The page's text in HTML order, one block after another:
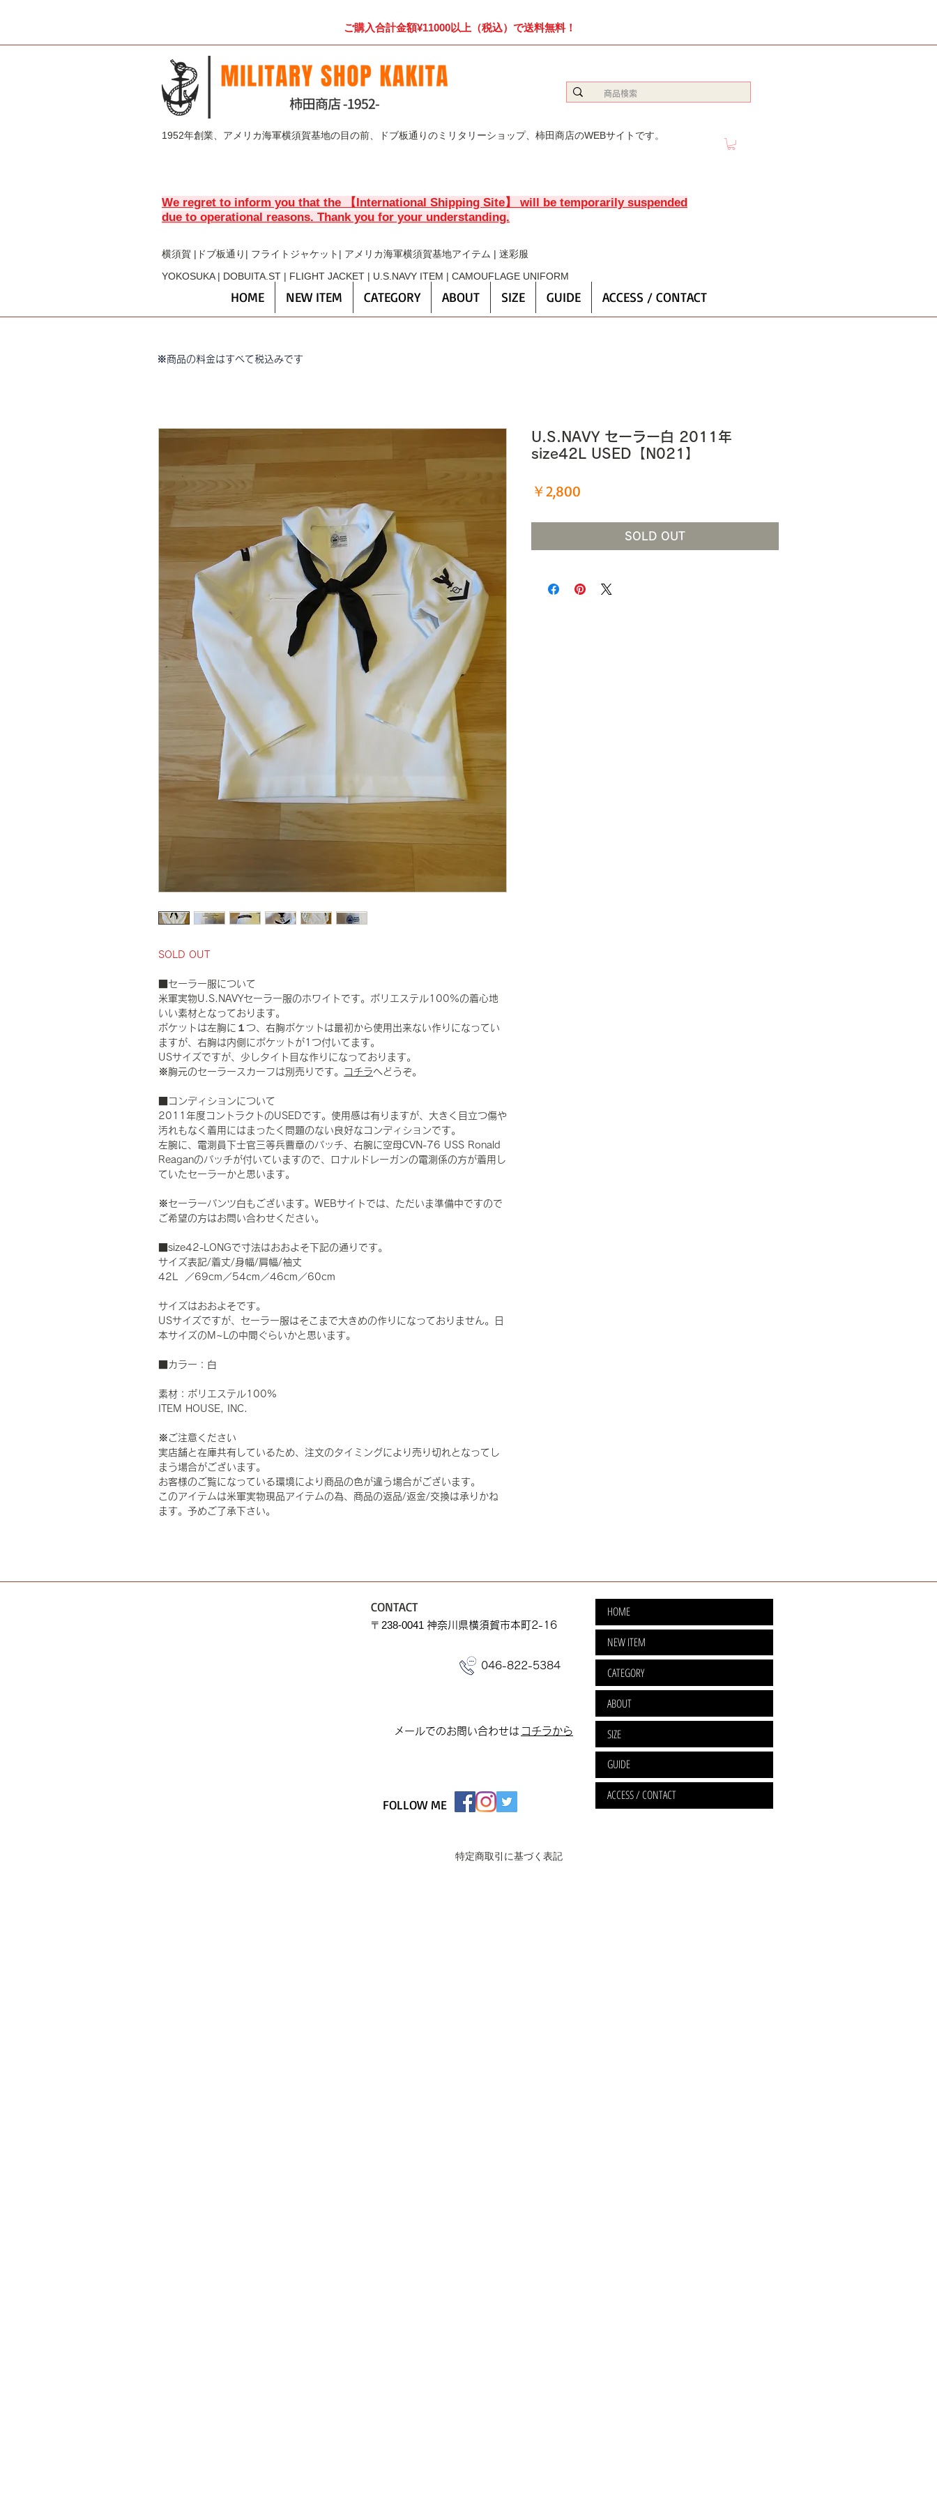
ご購入合計金額¥11000以上（税込）で送料無料！
1952年創業、アメリカ海軍横須賀基地の目の前、ドブ板通りのミリタリーショップ、柿田商店のWEBサイトです。
We regret to inform you that the 【International Shipping Site】 will be temporarily suspended
due to operational reasons. Thank you for your understanding.
横須賀 |ドブ板通り| フライト ジャケット| アメリカ海軍横須賀基地アイテム | 迷彩服
YOKOSUKA | DOBUITA.ST | FLIGHT JACKET | U.S.NAVY ITEM | CAMOUFLAGE UNIFORM
HOME NEW ITEM CATEGORY ABOUT SIZE GUIDE ACCESS / CONTACT
※商品の料金はすべて税込みです
SOLD OUT
■セーラー服について
米軍実物U.S.NAVYセーラー服のホワイトです。ポリエステル100%の着心地
いい素材となっております。
ポケットは左胸に１つ、右胸ポケットは最初から使用出来ない作りになってい
ますが、右胸は内側にポケットが1つ付いてます。
USサイズですが、少しタイト目な作りになっております。
※胸元のセーラースカーフは別売りです。
コチラへどうぞ。
■コンディションについて
2011年度コントラクトのUSEDです。使用感は有りますが、大きく目立つ傷や
汚れもなく着用にはまったく問題のない良好なコンディションです。
左腕に、電測員下士官三等兵曹章のパッチ、右腕に空母CVN-76 USS Ronald
Reaganのパッチが付いていますので、ロナルドレーガンの電測係の方が着用し
ていたセーラーかと思います。
※セーラーパンツ白もございます。WEBサイトでは、ただいま準備中ですので
ご希望の方はお問い合わせください。
■size42-LONGで寸法はおおよそ下記の通りです。
サイズ表記/着丈/身幅/肩幅/袖丈
42L ／69cm／54cm／46cm／60cm
サイズはおおよそです。
USサイズですが、セーラー服はそこまで大きめの作りになっておりません。日
本サイズのM~Lの中間ぐらいかと思います。
■カラー：白
素材：ポリエステル100%
ITEM HOUSE, INC.
※ご注意ください
実店舗と在庫共有しているため、注文のタイミングにより売り切れとなってし
まう場合がございます。
お客様のご覧になっている環境により商品の色が違う場合がございます。
このアイテムは米軍実物現品アイテムの為、商品の返品/返金/交換は承りかね
ます。予めご了承下さい。
U.S.NAVY セーラー白 2011年
size42L USED【N021】
￥2,800
SOLD OUT
​メールでのお問い合わせは ​コチラから
046-822-5384
HOME
NEW ITEM
CATEGORY
ABOUT
SIZE
GUIDE
ACCESS / CONTACT
CONTACT
​〒238-0041 神奈川県横須賀市本町2-16
FOLLOW ME
特定商取引に基づく表記